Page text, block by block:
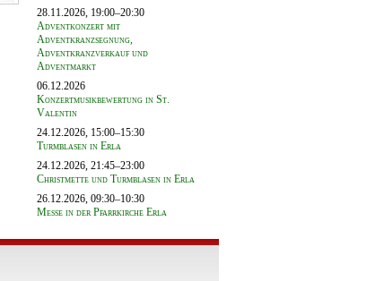
28.11.2026, 19:00–20:30
Adventkonzert mit
Adventkranzsegnung,
Adventkranzverkauf und
Adventmarkt
06.12.2026
Konzertmusikbewertung in St.
Valentin
24.12.2026, 15:00–15:30
Turmblasen in Erla
24.12.2026, 21:45–23:00
Christmette und Turmblasen in Erla
26.12.2026, 09:30–10:30
Messe in der Pfarrkirche Erla